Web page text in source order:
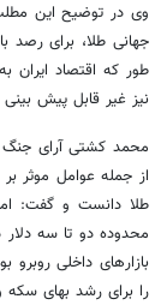
وی در توضیح این
جهانی طلا، برای رصد
طور که اقتصاد ایران
نیز غیر قابل پیش
محمد کشتی آرای جنگ
از جمله عوامل موثر
طلا دانست و گفت:
محدوده دو تا سه
بازارهای داخلی
را برای رشد بهای سکه